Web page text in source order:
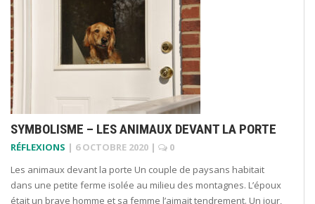
SYMBOLISME – LES ANIMAUX DEVANT LA PORTE
RÉFLEXIONS | 6 OCTOBRE 2020 |
0
Les animaux devant la porte Un couple de paysans habitait
dans une petite ferme isolée au milieu des montagnes. L’époux
était un brave homme et sa femme l’aimait tendrement. Un jour,